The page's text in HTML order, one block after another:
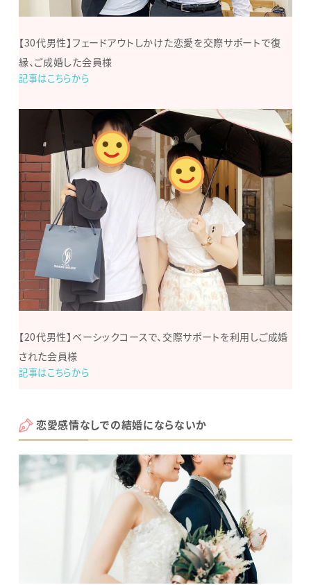
【30代男性】フェードアウトしかけた恋愛を交際サポートで復
縁、ご成婚した会員様
記事はこちらから
【20代男性】ベーシックコースで、交際サポートを利用しご成婚
された会員様
記事はこちらから
恋愛感情なしでの結婚にならないか